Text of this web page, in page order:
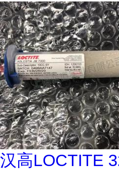
汉高LOCTITE